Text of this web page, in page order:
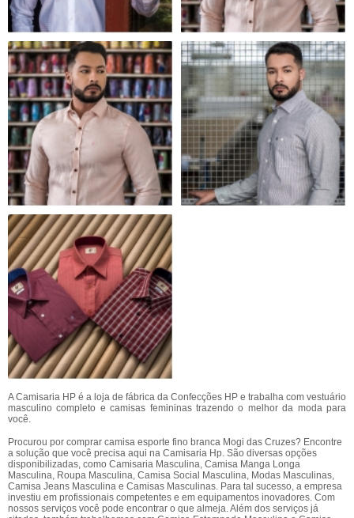
A Camisaria HP é a loja de fábrica da Confecções HP e trabalha com vestuário
masculino completo e camisas femininas trazendo o melhor da moda para
você.
Procurou por comprar camisa esporte fino branca Mogi das Cruzes? Encontre
a solução que você precisa aqui na Camisaria Hp. São diversas opções
disponibilizadas, como Camisaria Masculina, Camisa Manga Longa
Masculina, Roupa Masculina, Camisa Social Masculina, Modas Masculinas,
Camisa Jeans Masculina e Camisas Masculinas. Para tal sucesso, a empresa
investiu em profissionais competentes e em equipamentos inovadores. Com
nossos serviços você pode encontrar o que almeja. Além dos serviços já